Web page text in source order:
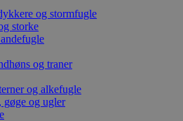
og stormfugle
storke
og traner
og alkefugle
gøge og ugler